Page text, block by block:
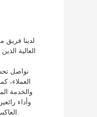
لدينا فريق
العالية
نواصل
العملاء،
والخدمة
وأداء
العاكسة المطبوعة ذات الجيوب.